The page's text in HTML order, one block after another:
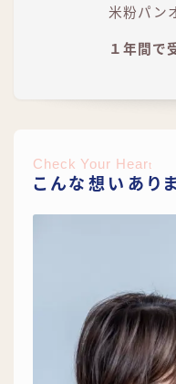
米粉パン
１年間で
Check Your Heart
こんな想いあり